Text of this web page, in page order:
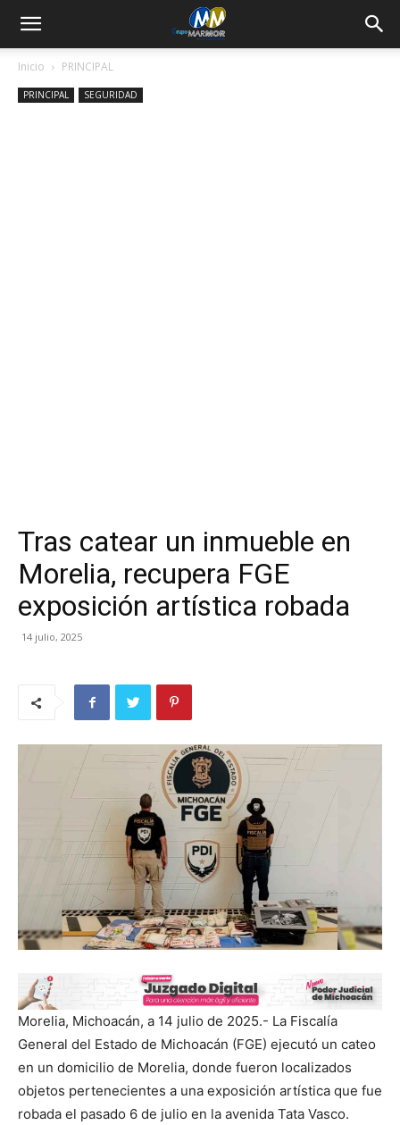
Inicio PRINCIPAL
PRINCIPAL SEGURIDAD
Tras catear un inmueble en
Morelia, recupera FGE
exposición artística robada
14 julio, 2025
Morelia, Michoacán, a 14 julio de 2025.- La Fiscalía
General del Estado de Michoacán (FGE) ejecutó un cateo
en un domicilio de Morelia, donde fueron localizados
objetos pertenecientes a una exposición artística que fue
robada el pasado 6 de julio en la avenida Tata Vasco.